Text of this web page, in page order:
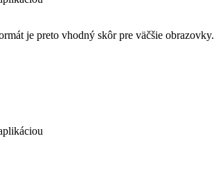
je preto vhodný skôr pre väčšie obrazovky.